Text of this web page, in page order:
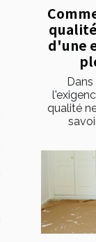
d'une
qualité